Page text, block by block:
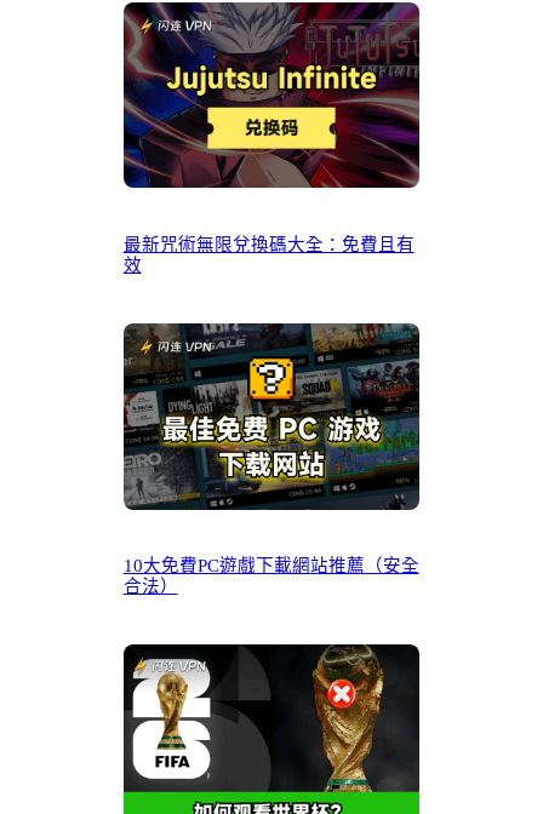
最新咒術無限兌換碼大全：免費且有
效
10大免費PC遊戲下載網站推薦（安全
合法）